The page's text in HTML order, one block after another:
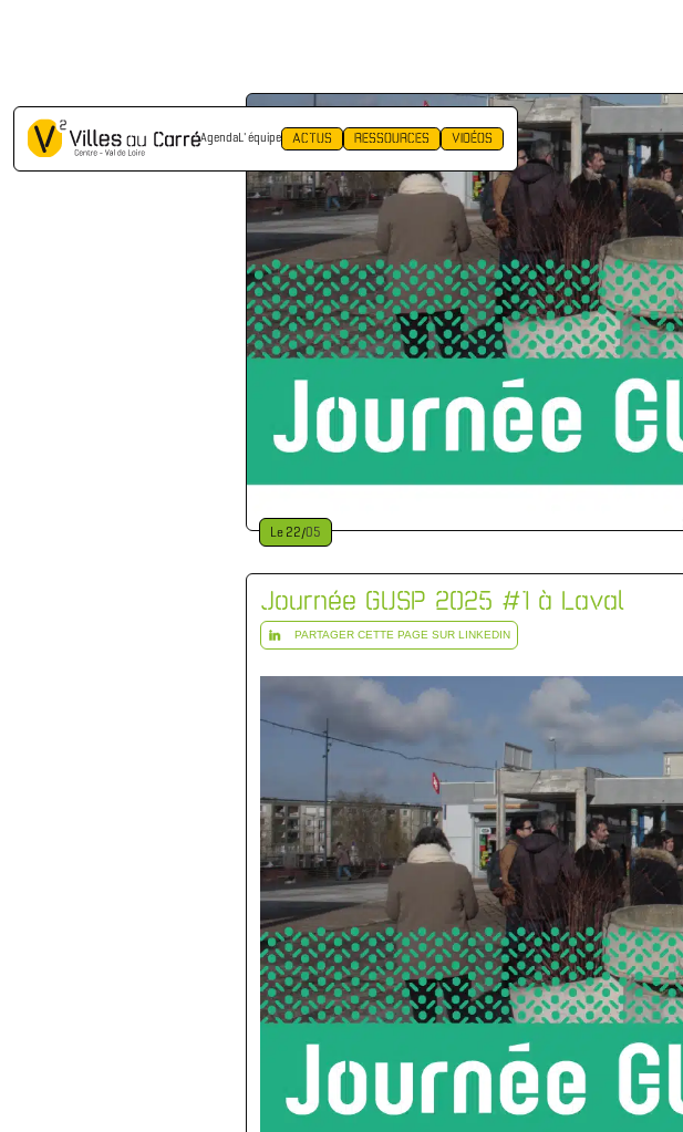
AgendaL' équipe ACTUS RESSOURCES VIDÉOS
Le 22/05
Journée GUSP 2025 #1 à Laval
PARTAGER CETTE PAGE SUR LINKEDIN